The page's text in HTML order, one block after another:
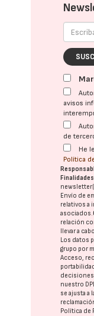
avisos
de
He
Política
Envío de
relativos a
asociados.
relación
llevar a
Los datos
grupo por
Acceso,
decisiones
nuestro
se ajusta a
Política de